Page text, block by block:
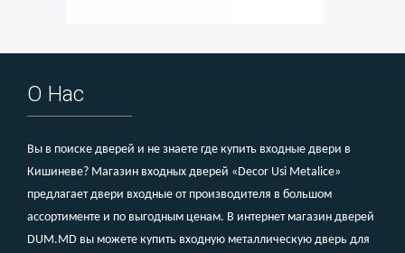
О Нас
Вы в поиске дверей и не знаете где купить входные двери в
Кишиневе? Магазин входных дверей «Decor Usi Metalice»
предлагает двери входные от производителя в большом
ассортименте и по выгодным ценам. В интернет магазин дверей
DUM.MD вы можете купить входную металлическую дверь для